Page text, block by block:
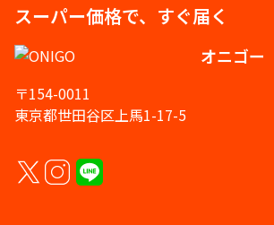
スーパー価格で、すぐ届く
オニゴー
〒154-0011
東京都世田谷区上馬1-17-5